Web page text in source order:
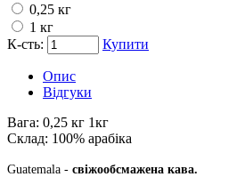
0,25 кг
1 кг
К-сть:
Купити
Опис
Відгуки
Вага: 0,25 кг 1кг
Склад: 100% арабіка
Guatemala - свіжообсмажена кава.